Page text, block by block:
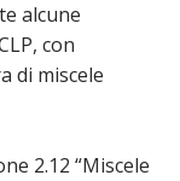
alcune
con
di miscele
2.12 “Miscele